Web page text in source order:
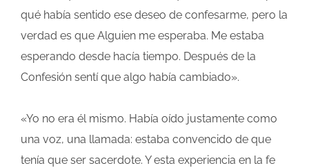
qué había sentido ese deseo de confesarme, pero la
verdad es que Alguien me esperaba. Me estaba
esperando desde hacía tiempo. Después de la
Confesión sentí que algo había cambiado».
«Yo no era él mismo. Había oído justamente como
una voz, una llamada: estaba convencido de que
tenía que ser sacerdote. Y esta experiencia en la fe